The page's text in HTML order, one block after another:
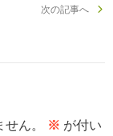
次の記事へ
ん。 ※ が付い